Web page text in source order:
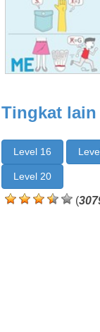
Tingkat lain
Level 16
Level 20
(